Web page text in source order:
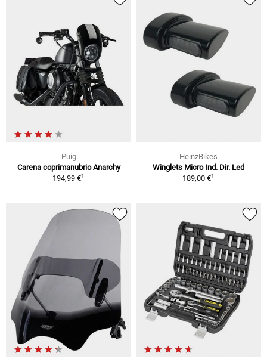
Puig
Carena coprimanubrio Anarchy
194,99 €1
HeinzBikes
Winglets Micro Ind. Dir. Led
189,00 €1